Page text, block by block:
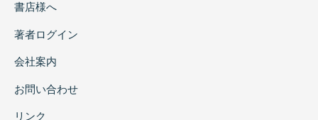
書店様へ
著者ログイン
会社案内
お問い合わせ
リンク